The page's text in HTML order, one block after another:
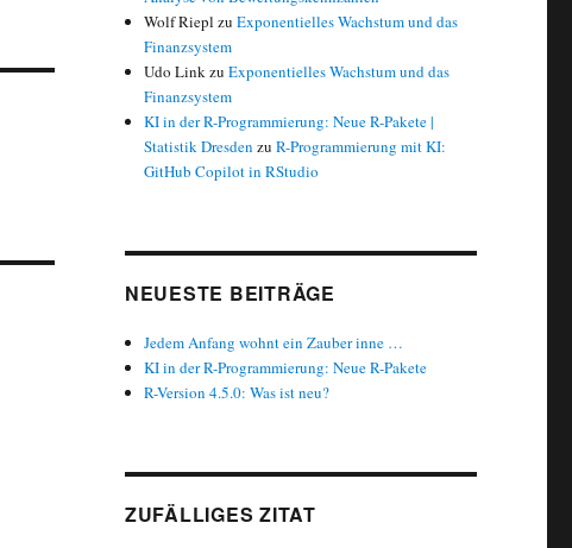
Wolf Riepl zuExponentielles Wachstum und das
Finanzsystem
Udo LinkzuExponentielles Wachstum und das
Finanzsystem
KI in der R-Programmierung: Neue R-Pakete |
Statistik Dresden zuR-Programmierung mit KI:
GitHub Copilot in RStudio
NEUESTE BEITRÄGE
Jedem Anfang wohnt ein Zauber inne …
KI in der R-Programmierung: Neue R-Pakete
R-Version 4.5.0: Was ist neu?
ZUFÄLLIGES ZITAT